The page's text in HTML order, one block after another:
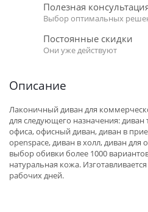
Полезная
Выбор оптимальных
Постоянные скидки
Они уже действуют
Описание
Лаконичный диван для
для следующего назначения: диван
офиса, офисный диван, диван в
openspace, диван в холл, диван для
выбор обивки более 1000
натуральная кожа.
рабочих дней.